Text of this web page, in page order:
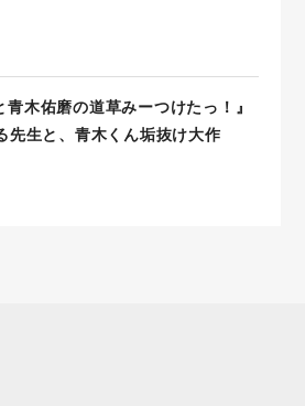
木佑磨の道草みーつけたっ！』
先生と、青木くん垢抜け大作